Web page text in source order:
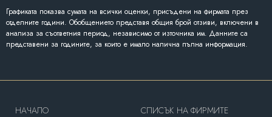
Графиката показва сумата на всички оценки, присъдени на фирмата през
отделните години. Обобщението представя общия брой отзиви, включени в
анализа за съответния период, независимо от източника им. Данните са
представени за годините, за които е имало налична пълна информация.
HAЧАЛО
СПИСЪК НА ФИРМИТЕ